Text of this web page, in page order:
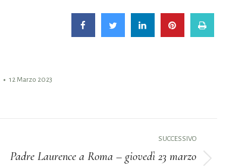
12 Marzo 2023
SUCCESSIVO
Padre Laurence a Roma – giovedì 23 marzo